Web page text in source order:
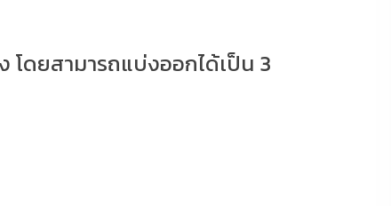
โดยสามารถแบ่งออกได้เป็น 3